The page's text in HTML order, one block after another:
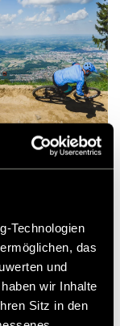
Technologien
das
und
wir Inhalte
Sitz in den